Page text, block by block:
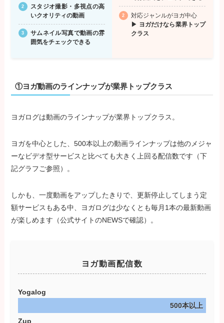
スタジオ撮影・多視点の高
いクオリティの動画
サムネイル写真で動画の雰
囲気をチェックできる
対応ジャンルがヨガ中心
▶ ヨガだけなら業界トップ
クラス
①ヨガ動画のラインナップが業界トップクラス
ヨガログは動画のラインナップが業界トップクラス。
ヨガを中心とした、500本以上の動画ラインナップは他のメジャ
ーなビデオ型サービスと比べても大きく上回る配信数です（下
記グラフご参照）。
しかも、一度動画をアップしたきりで、更新停止してしまう定
額サービスもある中、ヨガログは少なくとも毎月1本の最新動画
が楽しめます（公式サイトのNEWSで確認）。
ヨガ動画配信数
Yogalog
500本以上
Zup